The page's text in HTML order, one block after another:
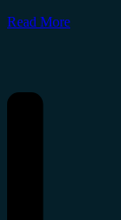
Read More